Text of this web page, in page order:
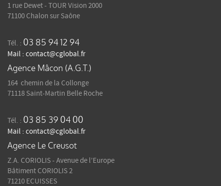
1 rue Dewet - TOUR Vision 2000
71100 Chalon sur Saône
Tél. : 03 85 94 12 94
Mail : contact@cglobal.fr
Agence Mâcon (A.G.T.)
164 chemin de la Collonge
71118 Saint-Martin Belle Roche
Tél. : 03 85 39 04 00
Mail : contact@cglobal.fr
Agence Le Creusot
Z.A. CORIOLIS - Avenue de l’Europe
Bâtiment CORIOLIS 2
71210 ECUISSES